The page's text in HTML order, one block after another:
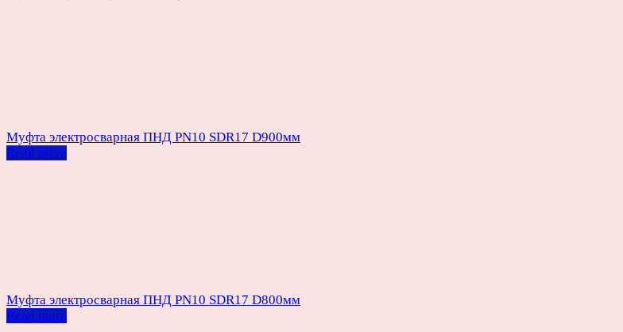
Муфта электросварная ПНД PN10 SDR17 D900мм
Read more
Муфта электросварная ПНД PN10 SDR17 D800мм
Read more